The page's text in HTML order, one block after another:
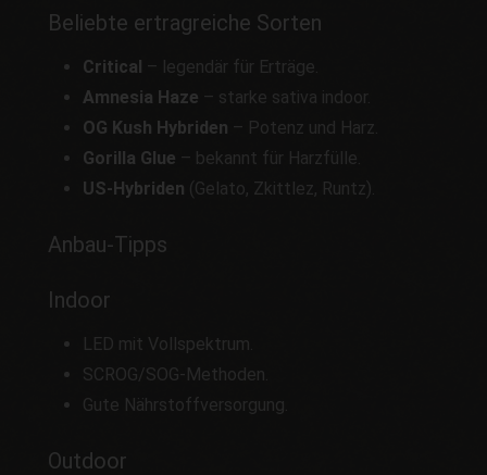
Beliebte ertragreiche Sorten
Critical – legendär für Erträge.
Amnesia Haze – starke sativa indoor.
OG Kush Hybriden – Potenz und Harz.
Gorilla Glue – bekannt für Harzfülle.
US-Hybriden (Gelato, Zkittlez, Runtz).
Anbau-Tipps
Indoor
LED mit Vollspektrum.
SCROG/SOG-Methoden.
Gute Nährstoffversorgung.
Outdoor